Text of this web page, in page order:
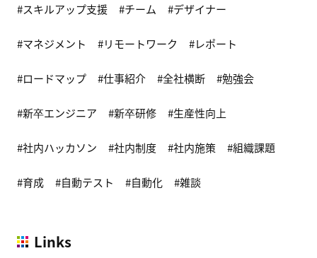
スキルアップ支援 チーム デザイナー
マネジメント リモートワーク レポート
ロードマップ 仕事紹介 全社横断 勉強会
新卒エンジニア 新卒研修 生産性向上
社内ハッカソン 社内制度 社内施策 組織課題
育成 自動テスト 自動化 雑談
Links